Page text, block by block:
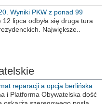
Wyniki PKW z ponad 99
12 lipca odbyła się druga tura
Największe..
reparacji a opcja berlińska
i Platforma Obywatelska dość